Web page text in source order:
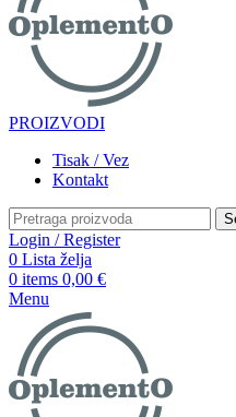
PROIZVODI
Tisak / Vez
Kontakt
Login / Register
0 Lista želja
0 items 0,00 €
Menu